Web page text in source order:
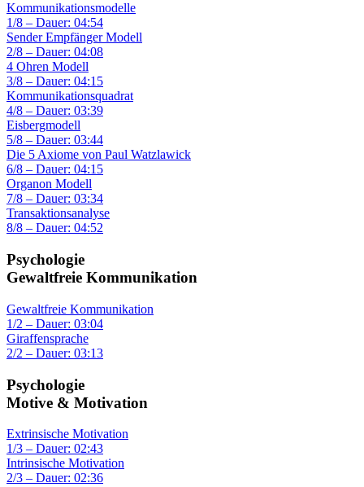
Kommunikationsmodelle
1/8 – Dauer: 04:54
Sender Empfänger Modell
2/8 – Dauer: 04:08
4 Ohren Modell
3/8 – Dauer: 04:15
Kommunikationsquadrat
4/8 – Dauer: 03:39
Eisbergmodell
5/8 – Dauer: 03:44
Die 5 Axiome von Paul Watzlawick
6/8 – Dauer: 04:15
Organon Modell
7/8 – Dauer: 03:34
Transaktionsanalyse
8/8 – Dauer: 04:52
Psychologie
Gewaltfreie Kommunikation
Gewaltfreie Kommunikation
1/2 – Dauer: 03:04
Giraffensprache
2/2 – Dauer: 03:13
Psychologie
Motive & Motivation
Extrinsische Motivation
1/3 – Dauer: 02:43
Intrinsische Motivation
2/3 – Dauer: 02:36